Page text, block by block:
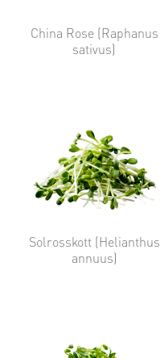
China Rose (Raphanus
sativus)
Solrosskott (Helianthus
annuus)